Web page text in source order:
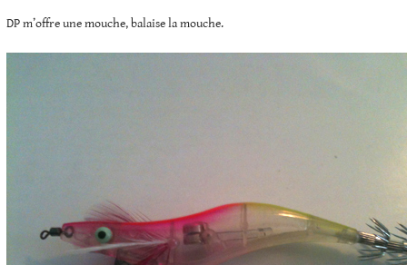
DP m’offre une mouche, balaise la mouche.